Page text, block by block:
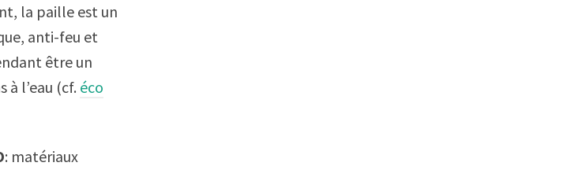
la paille est un
anti-feu et
être un
l’eau (cf. éco
: matériaux